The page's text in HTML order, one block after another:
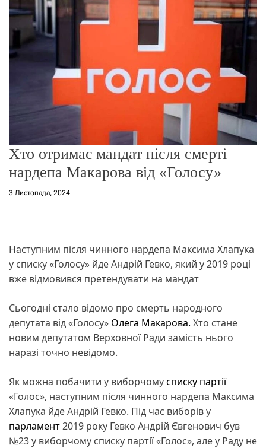
о
р
е
Хто отримає мандат після смерті
нардепа Макарова від «Голосу»
3 Листопада, 2024
Наступним після чинного нардепа Максима Хлапука
у списку «Голосу» йде Андрій Гевко, який у 2019 році
вже відмовився претендувати на мандат
Сьогодні стало відомо про смерть народного
депутата від «Голосу» Олега Макарова. Хто стане
новим депутатом Верховної Ради замість нього
наразі точно невідомо.
Як можна побачити у виборчомусписку партії
«Голос», наступним після чинного нардепа Максима
Хлапука йде Андрій Гевко. Під час виборів у
парламент2019 року Гевко Андрій Євгенович був
№23 у виборчому списку партії «Голос», але у Раду не